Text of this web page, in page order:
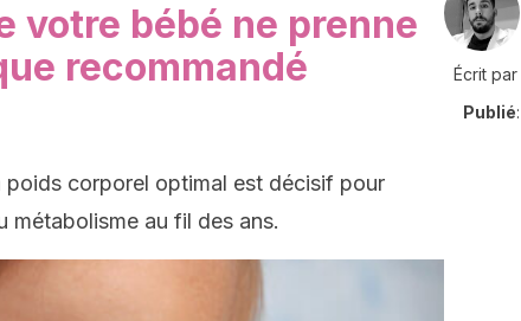
votre bébé ne prenne
recommandé
poids corporel optimal est décisif pour
métabolisme au fil des ans.
Écrit par
Publié: